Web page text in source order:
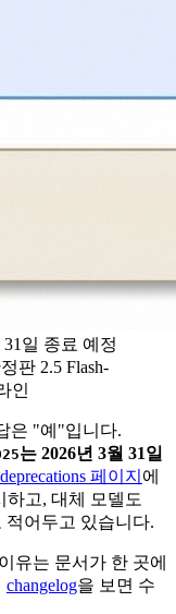
31일 종료 예정
판 2.5 Flash-
인
은 "예"입니다.
는 2026년 3월 31일
페이지 에
하고, 대체 모델도
적어두고 있습니다.
유는 문서가 한 곳에
changelog을 보면 수